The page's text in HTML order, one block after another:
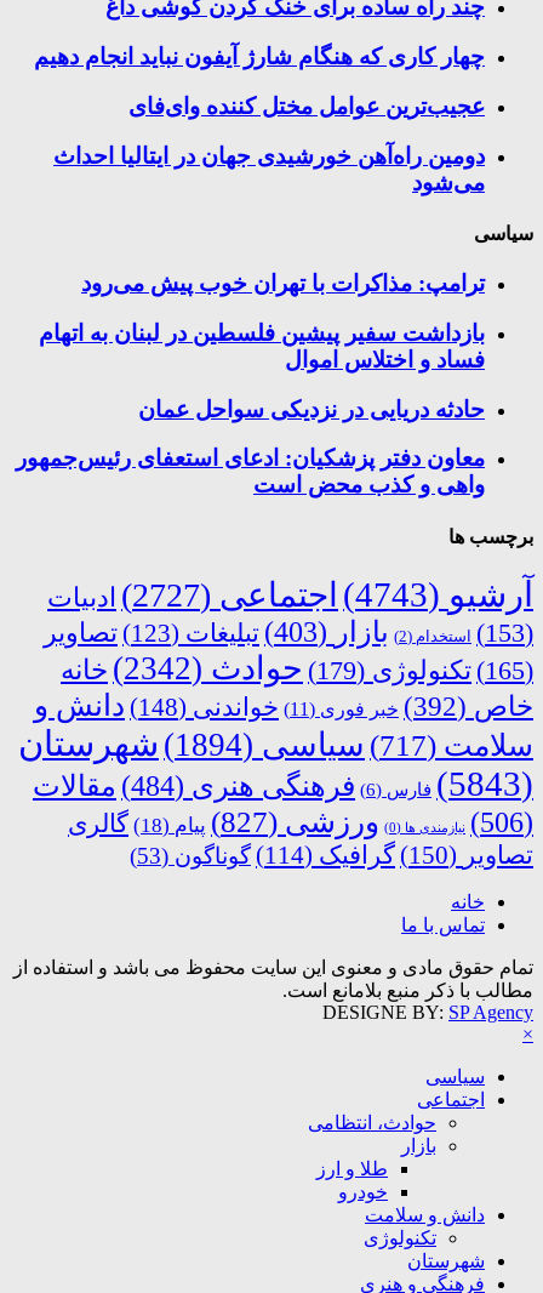
چند راه‌ ساده برای خنک کردن گوشی داغ
چهار کاری که هنگام شارژ آیفون نباید انجام دهیم
عجیب‌ترین عوامل مختل کننده وای‌فای
دومین راه‌آهن خورشیدی جهان در ایتالیا احداث
می‌شود
سیاسی
ترامپ: مذاکرات با تهران خوب پیش می‌رود
بازداشت سفیر پیشین فلسطین در لبنان به اتهام
فساد و اختلاس اموال
حادثه دریایی در نزدیکی سواحل عمان
معاون دفتر پزشکیان: ادعای استعفای رئیس‌جمهور
واهی و کذب محض است
برچسب ها
آرشیو (4743) اجتماعی (2727)
ادبیات
(153)
استخدام (2) بازار (403) تبلیغات (123)
تصاویر
(165)
تکنولوژی (179) حوادث (2342)
خانه
خاص (392) خبر فوری (11) خواندنی (148)
دانش و
سلامت (717) سیاسی (1894)
شهرستان
(5843)
فارس (6) فرهنگی هنری (484)
مقالات
(506)
نیازمندی ها (0) ورزشی (827) پیام (18)
گالری
تصاویر (150) گرافیک (114) گوناگون (53)
خانه
تماس با ما
تمام حقوق مادی و معنوی این سایت محفوظ می باشد و استفاده از
مطالب با ذکر منبع بلامانع است.
DESIGNE BY: SP Agency
×
سیاسی
اجتماعی
حوادث، انتظامی
بازار
طلا و ارز
خودرو
دانش و سلامت
تکنولوژی
شهرستان
فرهنگی و هنری